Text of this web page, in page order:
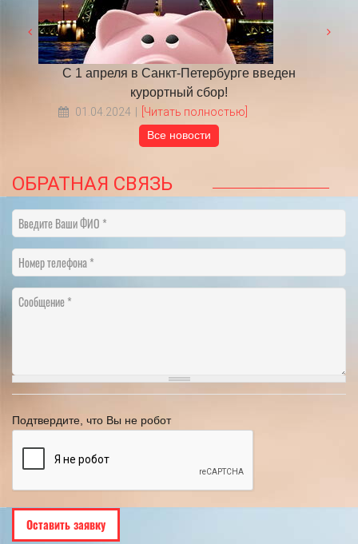
С 1 апреля в Санкт-Петербурге введен
курортный сбор!
01.04.2024 [Читать полностью]
Все новости
ОБРАТНАЯ СВЯЗЬ
Введите Ваши ФИО
Номер телефона
Сообщение
Подтвердите, что Вы не робот